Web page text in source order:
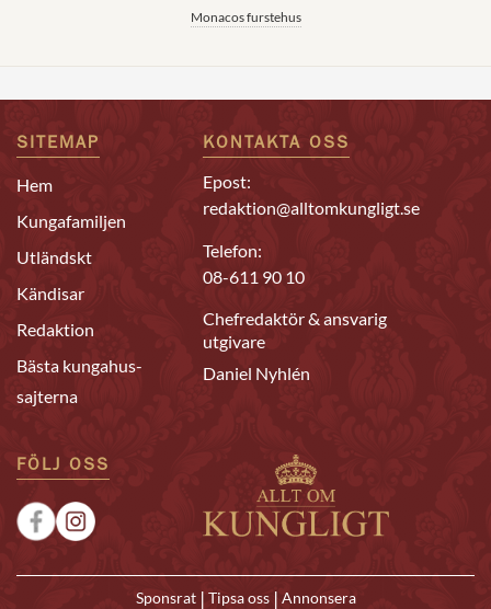
Monacos furstehus
SITEMAP
Hem
Kungafamiljen
Utländskt
Kändisar
Redaktion
Bästa kungahus-
sajterna
KONTAKTA OSS
Epost:
redaktion@alltomkungligt.se
Telefon:
08-611 90 10
Chefredaktör & ansvarig
utgivare
Daniel Nyhlén
FÖLJ OSS
Sponsrat | Tipsa oss | Annonsera